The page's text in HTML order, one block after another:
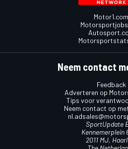
Motor1.com
Neem contact
Feedback
Adverteren op
Tips voor
Neem contact op
SportUpdate
Kennemerplein
2011 MJ,